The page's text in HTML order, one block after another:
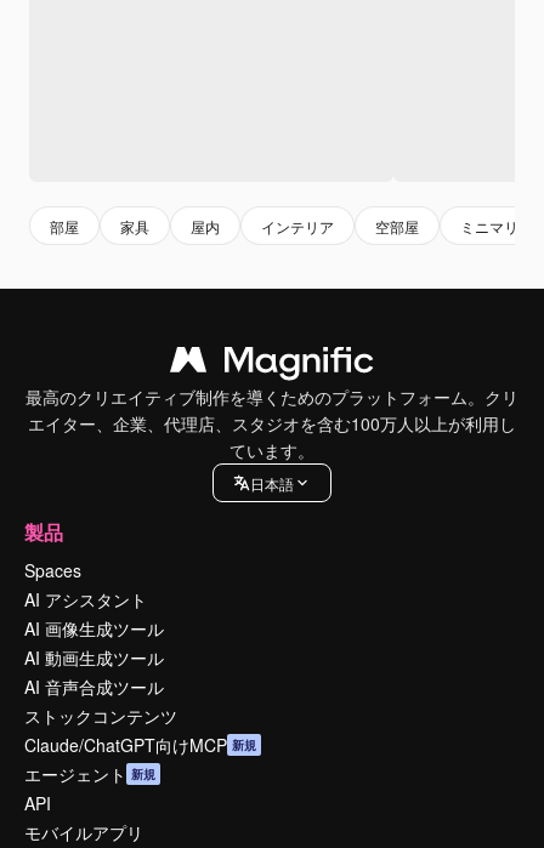
部屋 家具 屋内 インテリア 空部屋 ミニマリス
最高のクリエイティブ制作を導くためのプラットフォーム。クリ
エイター、企業、代理店、スタジオを含む100万人以上が利用し
ています。
日本語
製品
Spaces
AI アシスタント
AI 画像生成ツール
AI 動画生成ツール
AI 音声合成ツール
ストックコンテンツ
Claude/ChatGPT向けMCP 新規
エージェント 新規
API
モバイルアプリ